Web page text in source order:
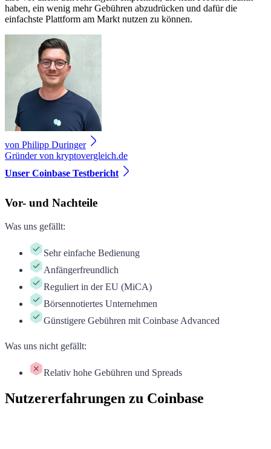
haben, ein wenig mehr Gebühren abzudrücken und dafür die
einfachste Plattform am Markt nutzen zu können.
von Philipp Duringer
Gründer von kryptovergleich.de
Unser Coinbase Testbericht
Vor- und Nachteile
Was uns gefällt:
Sehr einfache Bedienung
Anfängerfreundlich
Reguliert in der EU (MiCA)
Börsennotiertes Unternehmen
Günstigere Gebühren mit Coinbase Advanced
Was uns nicht gefällt:
Relativ hohe Gebühren und Spreads
Nutzererfahrungen zu Coinbase